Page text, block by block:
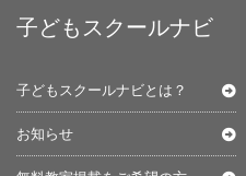
子どもスクールナビ
子どもスクールナビとは？
お知らせ